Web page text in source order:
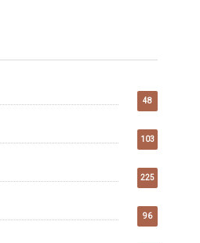
48
103
225
96